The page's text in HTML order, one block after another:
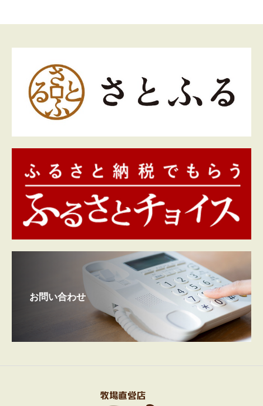
お問い合わせ